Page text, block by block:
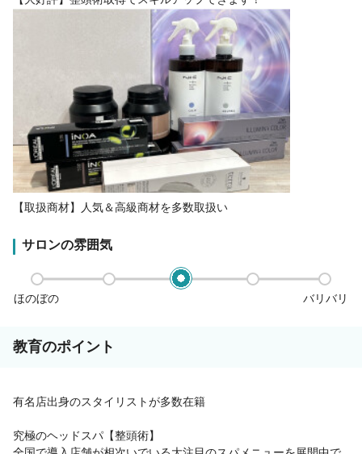
【取扱商材】人気＆高級商材を多数取扱い
サロンの雰囲気
ほのぼの バリバリ
教育のポイント
有名店出身のスタイリストが多数在籍
究極のヘッドスパ【整頭術】